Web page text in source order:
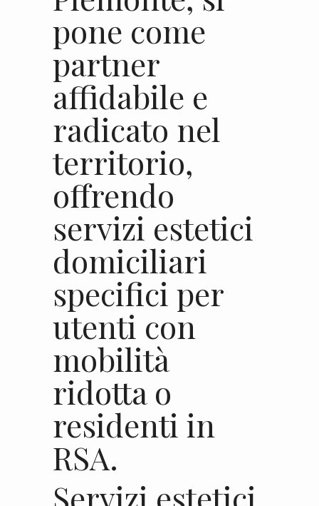
pone come
partner
affidabile e
radicato nel
territorio,
offrendo
servizi estetici
domiciliari
specifici per
utenti con
mobilità
ridotta o
residenti in
RSA.
Servizi estetici